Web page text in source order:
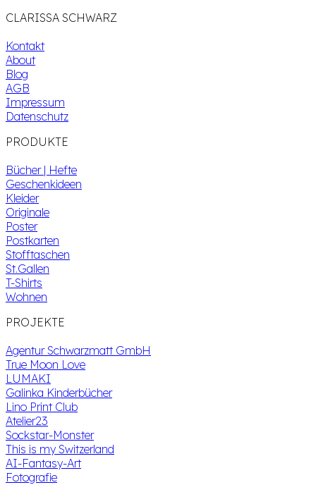
CLARISSA SCHWARZ
Kontakt
About
Blog
AGB
Impressum
Datenschutz
PRODUKTE
Bücher | Hefte
Geschenkideen
Kleider
Originale
Poster
Postkarten
Stofftaschen
St.Gallen
T-Shirts
Wohnen
PROJEKTE
Agentur Schwarzmatt GmbH
True Moon Love
LUMAKI
Galinka Kinderbücher
Lino Print Club
Atelier23
Sockstar-Monster
This is my Switzerland
AI-Fantasy-Art
Fotografie